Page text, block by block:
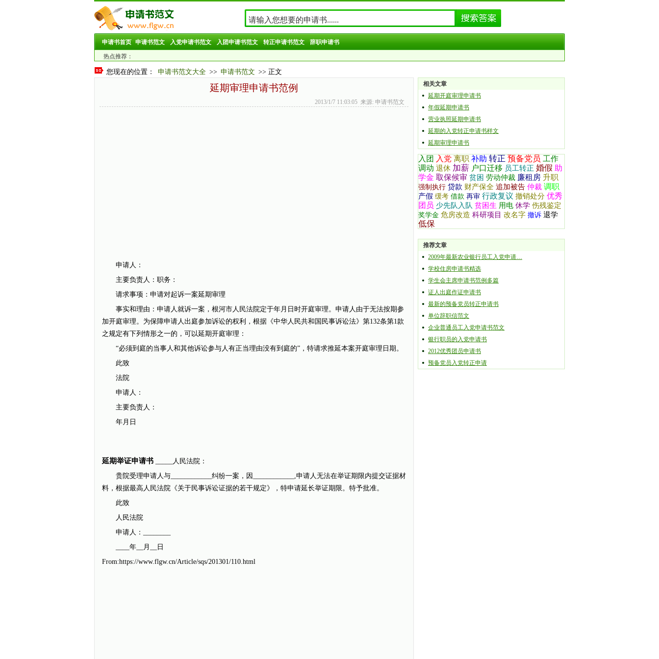
申请书首页 申请书范文 入党申请书范文 入团申请书范文 转正申请书范文 辞职申请书
热点推荐：
您现在的位置： 申请书范文大全 >> 申请书范文 >> 正文
延期审理申请书范例
2013/1/7 11:03:05 来源: 申请书范文
申请人：
主要负责人：职务：
请求事项：申请对起诉一案延期审理
事实和理由：申请人就诉一案，根河市人民法院定于年月日时开庭审理。申请人由于无法按期参
加开庭审理。为保障申请人出庭参加诉讼的权利，根据《中华人民共和国民事诉讼法》第132条第1款
之规定有下列情形之一的，可以延期开庭审理：
“必须到庭的当事人和其他诉讼参与人有正当理由没有到庭的”，特请求推延本案开庭审理日期。
此致
法院
申请人：
主要负责人：
年月日
延期举证申请书 _____人民法院：
贵院受理申请人与____________纠纷一案，因____________,申请人无法在举证期限内提交证据材
料，根据最高人民法院《关于民事诉讼证据的若干规定》，特申请延长举证期限。特予批准。
此致
人民法院
申请人：________
____年__月__日
From:https://www.flgw.cn/Article/sqs/201301/110.html
相关文章
延期开庭审理申请书
年假延期申请书
营业执照延期申请书
延期的入党转正申请书样文
延期审理申请书
入团 入党 离职 补助 转正 预备党员 工作
调动 退休 加薪 户口迁移 员工转正 婚假 助
学金 取保候审 贫困 劳动仲裁 廉租房 升职
强制执行 贷款 财产保全 追加被告 仲裁 调职
产假 缓考 借款 再审 行政复议 撤销处分 优秀
团员 少先队入队 贫困生 用电 休学 伤残鉴定
奖学金 危房改造 科研项目 改名字 撤诉 退学
低保
推荐文章
2009年最新农业银行员工入党申请…
学校住房申请书精选
学生会主席申请书范例多篇
证人出庭作证申请书
最新的预备党员转正申请书
单位辞职信范文
企业普通员工入党申请书范文
银行职员的入党申请书
2012优秀团员申请书
预备党员入党转正申请